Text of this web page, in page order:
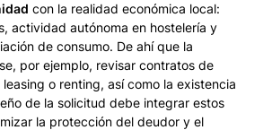
con la realidad económica local:
actividad autónoma en hostelería y
de consumo. De ahí que la
por ejemplo, revisar contratos de
o renting, así como la existencia
de la solicitud debe integrar estos
la protección del deudor y el